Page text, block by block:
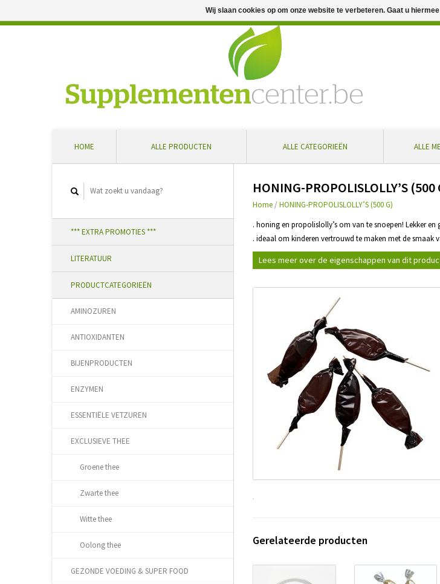
HOME ALLE PRODUCTEN ALLE CATEGORIEËN ALLE
*** EXTRA PROMOTIES ***
LITERATUUR
PRODUCTCATEGORIEËN
AMINOZUREN
ANTIOXIDANTEN
BIJENPRODUCTEN
ENZYMEN
ESSENTIËLE VETZUREN
EXCLUSIEVE THEE
Groene thee
Zwarte thee
Witte thee
Oolong thee
GEZONDE VOEDING & SUPER FOOD
HONING-PROPOLISLOLLY’S
Home /HONING-PROPOLISLOLLY’S (500 G)
. honing en propolislolly’s om van te snoepen! Lekker en
. ideaal om kinderen vertrouwd te maken met de smaak
Lees meer over de eigenschappen van dit
Gerelateerde producten
Wij slaan cookies op om onze website te verbeteren. Gaat u
Professioneel advies en snelle levering ... Ontvang 5 % extra korting bij aankoop vanaf €